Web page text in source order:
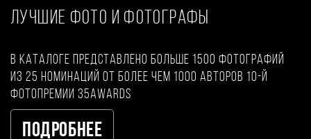
ЛУЧШИЕ ФОТО И ФОТОГРАФЫ
В каталоге представлено больше 1500 фотографий
из 25 номинаций от более чем 1000 авторов 10-й
фотопремии 35AWARDS
Подробнее